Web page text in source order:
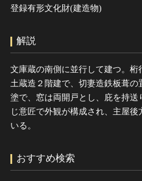
登録有形文化財(建造物)
解説
文庫蔵の南側に並行して建つ。
土蔵造２階建で、切妻造鉄板葺
塗で、窓は両開戸とし、庇を持送
じ意匠で外観が構成され、主屋
いる。
おすすめ検索